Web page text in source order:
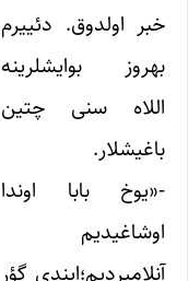
خبر اولدوق. دئییرم
بهروز بو‌ایشلرینه
اللاه سنی چتین
باغیشلار.
-«یوخ بابا اوندا
اوشاغیدیم
آنلامیردیم؛‌ایندی گؤر